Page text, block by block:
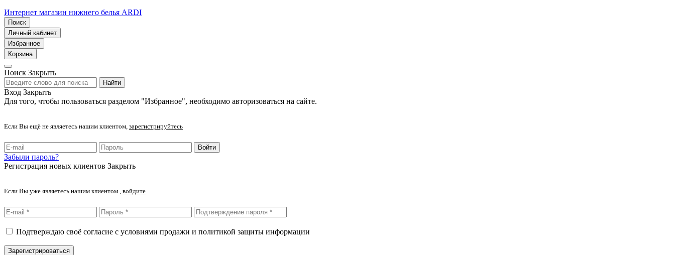
Интернет магазин нижнего белья ARDI
Поиск
Личный кабинет
Избранное
Корзина
Поиск Закрыть
Найти
Вход Закрыть
Для того, чтобы пользоваться разделом "Избранное", необходимо авторизоваться на сайте.
Если Вы ещё не являетесь нашим клиентом, зарегистрируйтесь
Войти
Забыли пароль?
Регистрация новых клиентов Закрыть
Если Вы уже являетесь нашим клиентом , войдите
Подтверждаю своё согласие с условиями продажи и политикой защиты информации
Зарегистрироваться